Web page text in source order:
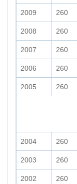
2009 260
2008 260
2007 260
2006 260
2005 260
2004 260
2003 260
2002 260